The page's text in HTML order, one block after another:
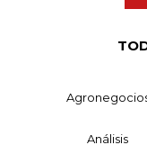
Análisis